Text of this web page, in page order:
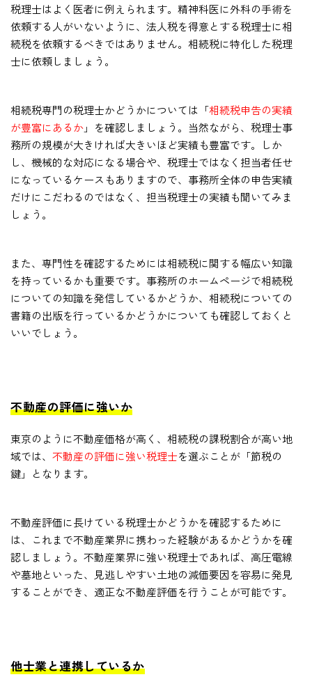
税理士はよく医者に例えられます。精神科医に外科の手術を
依頼する人がいないように、法人税を得意とする税理士に相
続税を依頼するべきではありません。相続税に特化した税理
士に依頼しましょう。
相続税専門の税理士かどうかについては「相続税申告の実績
が豊富にあるか」を確認しましょう。当然ながら、税理士事
務所の規模が大きければ大きいほど実績も豊富です。しか
し、機械的な対応になる場合や、税理士ではなく担当者任せ
になっているケースもありますので、事務所全体の申告実績
だけにこだわるのではなく、担当税理士の実績も聞いてみま
しょう。
また、専門性を確認するためには相続税に関する幅広い知識
を持っているかも重要です。事務所のホームページで相続税
についての知識を発信しているかどうか、相続税についての
書籍の出版を行っているかどうかについても確認しておくと
いいでしょう。
不動産の評価に強いか
東京のように不動産価格が高く、相続税の課税割合が高い地
域では、 不動産の評価に強い税理士を選ぶことが「節税の
鍵」となります。
不動産評価に長けている税理士かどうかを確認するために
は、これまで不動産業界に携わった経験があるかどうかを確
認しましょう。不動産業界に強い税理士であれば、高圧電線
や墓地といった、見逃しやすい土地の減価要因を容易に発見
することができ、適正な不動産評価を行うことが可能です。
他士業と連携しているか